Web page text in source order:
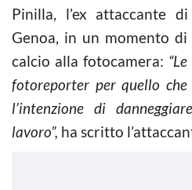
Pinilla, l’ex attaccante
Genoa, in un momento
calcio alla fotocamera:
fotoreporter per quello
l’intenzione di
lavoro”, ha scritto